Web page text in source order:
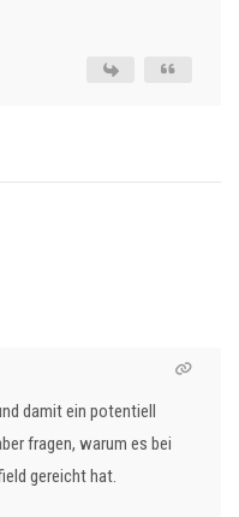
damit ein potentiell
fragen, warum es bei
gereicht hat.